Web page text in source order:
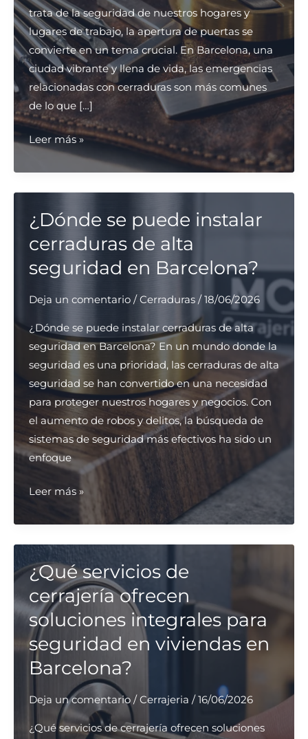
trata de la seguridad de nuestros hogares y
lugares de trabajo, la apertura de puertas se
convierte en un tema crucial. En Barcelona, una
ciudad vibrante y llena de vida, las emergencias
relacionadas con cerraduras son más comunes
de lo que […]
¿Cuáles
las
opciones
más
urgentes
para
apertura
puertas
en
Barcelona?
Leer más »
¿Dónde se puede instalar
cerraduras de alta
seguridad en Barcelona?
Deja un comentario /Cerraduras/18/06/2026
¿Dónde se puede instalar cerraduras de alta
seguridad en Barcelona? En un mundo donde la
seguridad es una prioridad, las cerraduras de alta
seguridad se han convertido en una necesidad
para proteger nuestros hogares y negocios. Con
el aumento de robos y delitos, la búsqueda de
sistemas de seguridad más efectivos ha sido un
enfoque
¿Dónde
puede
instalar
cerraduras
de
alta
seguridad
en
Barcelona?
Leer más »
¿Qué servicios de
cerrajería ofrecen
soluciones integrales para
seguridad en viviendas en
Barcelona?
Deja un comentario /Cerrajeria /16/06/2026
¿Qué servicios de cerrajería ofrecen soluciones